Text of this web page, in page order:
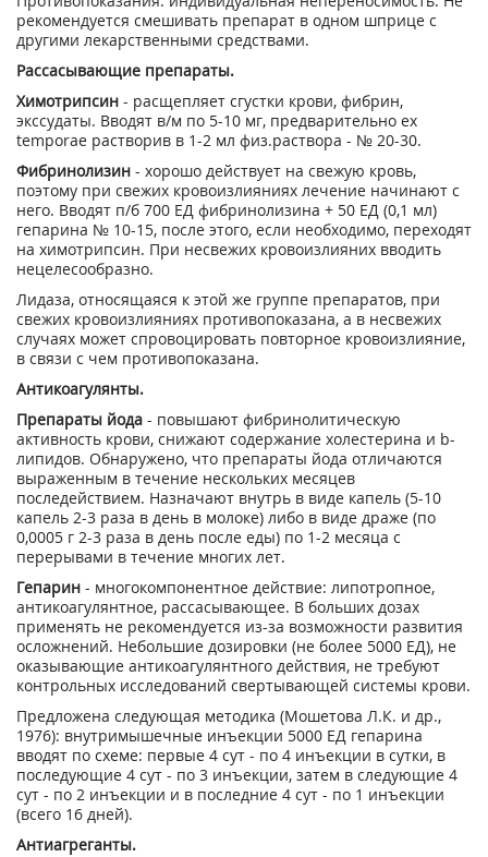
рекомендуется смешивать препарат в одном шприце с
другими лекарственными средствами.
Рассасывающие препараты.
Химотрипсин - расщепляет сгустки крови, фибрин,
экссудаты. Вводят в/м по 5-10 мг, предварительно ex
temporae растворив в 1-2 мл физ.раствора - № 20-30.
Фибринолизин - хорошо действует на свежую кровь,
поэтому при свежих кровоизлияниях лечение начинают с
него. Вводят п/б 700 ЕД фибринолизина + 50 ЕД (0,1 мл)
гепарина № 10-15, после этого, если необходимо, переходят
на химотрипсин. При несвежих кровоизлияних вводить
нецелесообразно.
Лидаза, относящаяся к этой же группе препаратов, при
свежих кровоизлияниях противопоказана, а в несвежих
случаях может спровоцировать повторное кровоизлияние,
в связи с чем противопоказана.
Антикоагулянты.
Препараты йода - повышают фибринолитическую
активность крови, снижают содержание холестерина и b-
липидов. Обнаружено, что препараты йода отличаются
выраженным в течение нескольких месяцев
последействием. Назначают внутрь в виде капель (5-10
капель 2-3 раза в день в молоке) либо в виде драже (по
0,0005 г 2-3 раза в день после еды) по 1-2 месяца с
перерывами в течение многих лет.
Гепарин - многокомпонентное действие: липотропное,
антикоагулянтное, рассасывающее. В больших дозах
применять не рекомендуется из-за возможности развития
осложнений. Небольшие дозировки (не более 5000 ЕД), не
оказывающие антикоагулянтного действия, не требуют
контрольных исследований свертывающей системы крови.
Предложена следующая методика (Мошетова Л.К. и др.,
1976): внутримышечные инъекции 5000 ЕД гепарина
вводят по схеме: первые 4 сут - по 4 инъекции в сутки, в
последующие 4 сут - по 3 инъекции, затем в следующие 4
сут - по 2 инъекции и в последние 4 сут - по 1 инъекции
(всего 16 дней).
Антиагреганты.